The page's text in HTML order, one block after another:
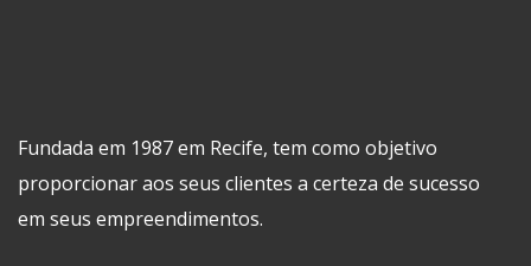
Fundada em 1987 em Recife, tem como objetivo
proporcionar aos seus clientes a certeza de sucesso
em seus empreendimentos.